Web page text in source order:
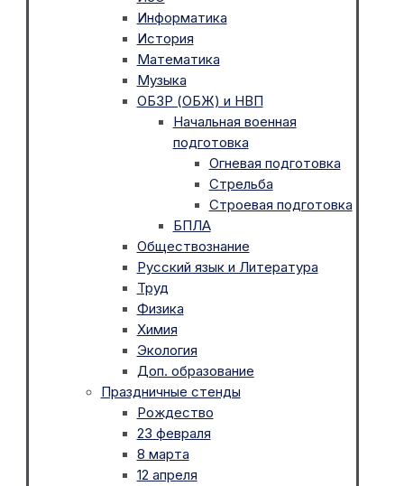
Информатика
История
Математика
Музыка
ОБЗР (ОБЖ) и НВП
Начальная военная
подготовка
Огневая подготовка
Стрельба
Строевая подготовка
БПЛА
Обществознание
Русский язык и Литература
Труд
Физика
Химия
Экология
Доп. образование
Праздничные стенды
Рождество
23 февраля
8 марта
12 апреля